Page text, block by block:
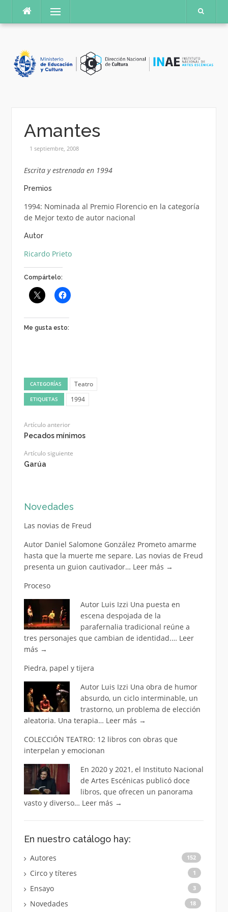
contenido
Menú
Amantes
1 septiembre, 2008
Escrita y estrenada en 1994
Premios
1994: Nominada al Premio Florencio en la categoría
de Mejor texto de autor nacional
Autor
Ricardo Prieto
Compártelo:
Me gusta esto:
CATEGORÍAS Teatro
ETIQUETAS 1994
Artículo anterior
Pecados mínimos
Artículo siguiente
Garúa
Novedades
Las novias de Freud
Autor Daniel Salomone González Prometo amarme
hasta que la muerte me separe. Las novias de Freud
presenta un guion cautivador… Leer más →
Proceso
Autor Luis Izzi Una puesta en
escena despojada de la
parafernalia tradicional reúne a
tres personajes que cambian de identidad.… Leer
más →
Piedra, papel y tijera
Autor Luis Izzi Una obra de humor
absurdo, un ciclo interminable, un
trastorno, un problema de elección
aleatoria. Una terapia… Leer más →
COLECCIÓN TEATRO: 12 libros con obras que
interpelan y emocionan
En 2020 y 2021, el Instituto Nacional
de Artes Escénicas publicó doce
libros, que ofrecen un panorama
vasto y diverso… Leer más →
En nuestro catálogo hay:
Autores 152
Circo y títeres 1
Ensayo 3
Novedades 18